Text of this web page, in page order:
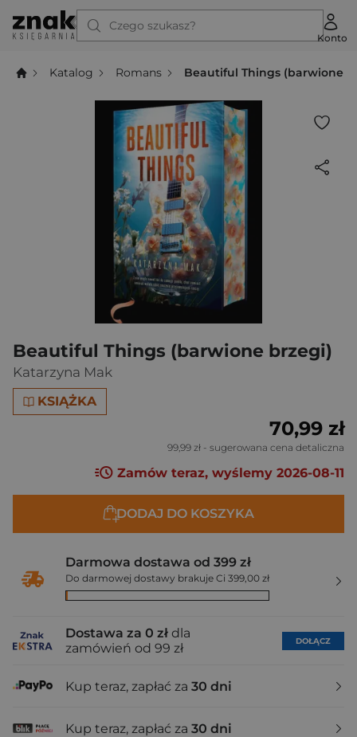
Czego szukasz?
Konto
Katalog Romans Beautiful Things (barwione
Beautiful Things (barwione brzegi)
Katarzyna Mak
KSIĄŻKA
70,99 zł
99,99 zł - sugerowana cena detaliczna
Zamów teraz, wyślemy 2026-08-11
DODAJ DO KOSZYKA
Darmowa dostawa od 399 zł
Do darmowej dostawy brakuje Ci 399,00 zł
Dostawa za 0 zł dla
zamówień od 99 zł
DOŁĄCZ
Kup teraz, zapłać za 30 dni
Kup teraz, zapłać za 30 dni